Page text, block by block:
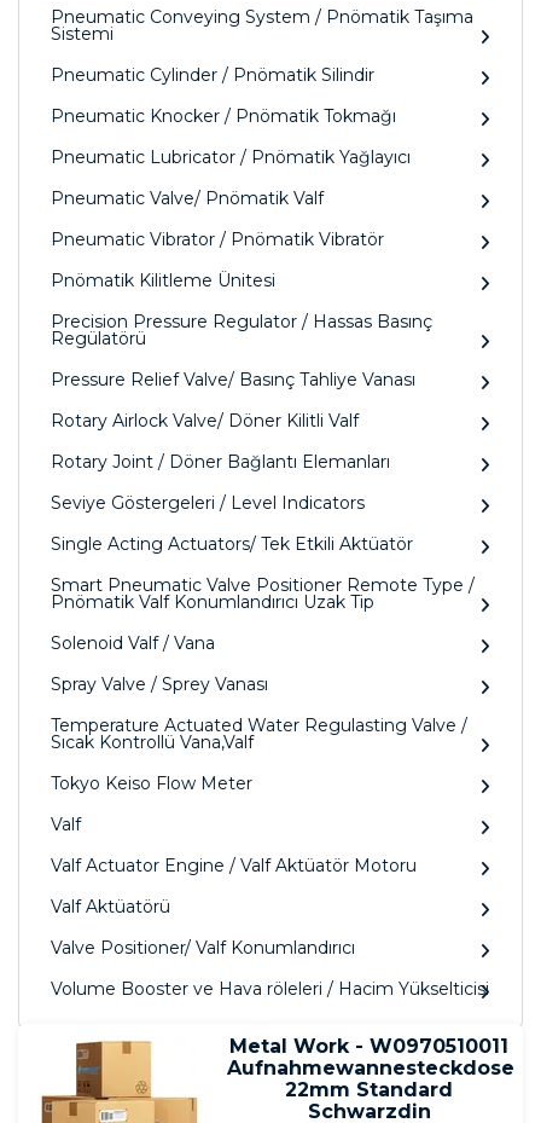
Pneumatic Conveying System / Pnömatik Taşıma
Sistemi
Pneumatic Cylinder / Pnömatik Silindir
Pneumatic Knocker / Pnömatik Tokmağı
Pneumatic Lubricator / Pnömatik Yağlayıcı
Pneumatic Valve/ Pnömatik Valf
Pneumatic Vibrator / Pnömatik Vibratör
Pnömatik Kilitleme Ünitesi
Precision Pressure Regulator / Hassas Basınç
Regülatörü
Pressure Relief Valve/ Basınç Tahliye Vanası
Rotary Airlock Valve/ Döner Kilitli Valf
Rotary Joint / Döner Bağlantı Elemanları
Seviye Göstergeleri / Level Indicators
Single Acting Actuators/ Tek Etkili Aktüatör
Smart Pneumatic Valve Positioner Remote Type /
Pnömatik Valf Konumlandırıcı Uzak Tip
Solenoid Valf / Vana
Spray Valve / Sprey Vanası
Temperature Actuated Water Regulasting Valve /
Sıcak Kontrollü Vana,Valf
Tokyo Keiso Flow Meter
Valf
Valf Actuator Engine / Valf Aktüatör Motoru
Valf Aktüatörü
Valve Positioner/ Valf Konumlandırıcı
Volume Booster ve Hava röleleri / Hacim Yükselticisi
Metal Work - W0970510011
Aufnahmewannesteckdose
22mm Standard
Schwarzdin